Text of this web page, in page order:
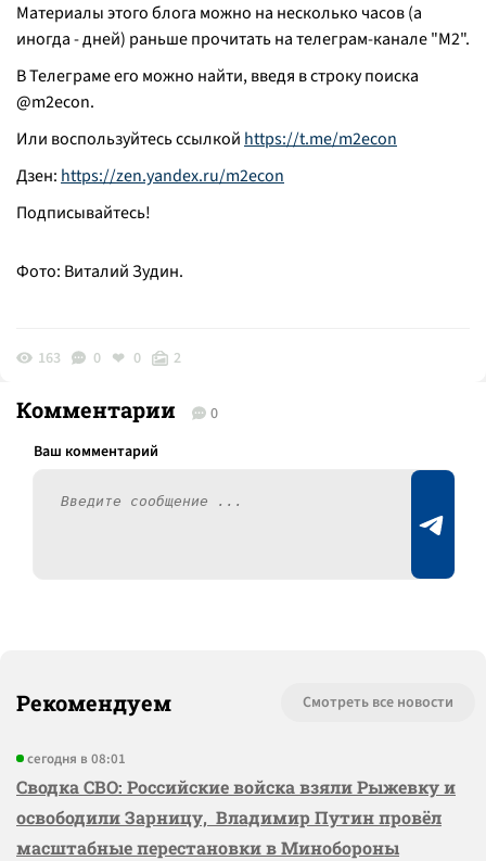
Материалы этого блога можно на несколько часов (а
иногда - дней) раньше прочитать на телеграм-канале "M2".
В Телеграме его можно найти, введя в строку поиска
@m2econ.
Или воспользуйтесь ссылкой https://t.me/m2econ
Дзен: https://zen.yandex.ru/m2econ
Подписывайтесь!
Фото: Виталий Зудин.
163 0 0 2
Комментарии 0
Рекомендуем Смотреть все новости
сегодня в 08:01
Сводка СВО: Российские войска взяли Рыжевку и
освободили Зарницу, Владимир Путин провёл
масштабные перестановки в Минобороны